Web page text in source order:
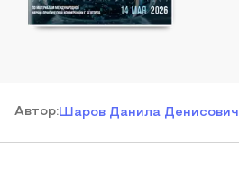
Автор:Шаров Данила Денисович